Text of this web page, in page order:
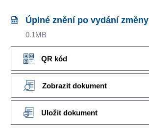
Úplné znění po vydání změny
0.1MB
QR kód
Zobrazit dokument
Uložit dokument